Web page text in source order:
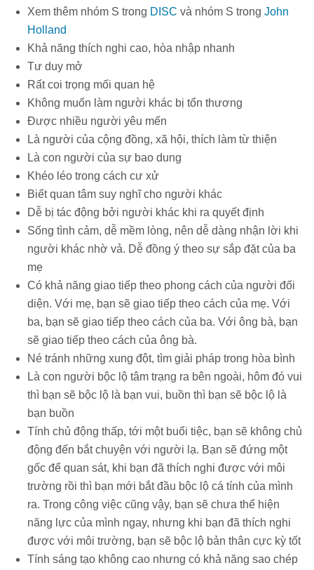
Xem thêm nhóm S trong DISC và nhóm S trong John
Holland
Khả năng thích nghi cao, hòa nhập nhanh
Tư duy mở
Rất coi trọng mối quan hệ
Không muốn làm người khác bị tổn thương
Được nhiều người yêu mến
Là người của cộng đồng, xã hội, thích làm từ thiện
Là con người của sự bao dung
Khéo léo trong cách cư xử
Biết quan tâm suy nghĩ cho người khác
Dễ bị tác động bởi người khác khi ra quyết định
Sống tình cảm, dễ mềm lòng, nên dễ dàng nhận lời khi
người khác nhờ vả. Dễ đồng ý theo sự sắp đặt của ba
mẹ
Có khả năng giao tiếp theo phong cách của người đối
diện. Với mẹ, bạn sẽ giao tiếp theo cách của mẹ. Với
ba, bạn sẽ giao tiếp theo cách của ba. Với ông bà, bạn
sẽ giao tiếp theo cách của ông bà.
Né tránh những xung đột, tìm giải pháp trong hòa bình
Là con người bộc lộ tâm trạng ra bên ngoài, hôm đó vui
thì bạn sẽ bộc lộ là bạn vui, buồn thì bạn sẽ bộc lộ là
bạn buồn
Tính chủ động thấp, tới một buổi tiệc, bạn sẽ không chủ
động đến bắt chuyện với người lạ. Bạn sẽ đứng một
gốc để quan sát, khi bạn đã thích nghi được với môi
trường rồi thì bạn mới bắt đầu bộc lộ cá tính của mình
ra. Trong công việc cũng vậy, bạn sẽ chưa thể hiện
năng lực của mình ngay, nhưng khi bạn đã thích nghi
được với môi trường, bạn sẽ bộc lộ bản thân cực kỳ tốt
Tính sáng tạo không cao nhưng có khả năng sao chép